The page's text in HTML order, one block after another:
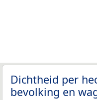
Dichtheid per
bevolking en